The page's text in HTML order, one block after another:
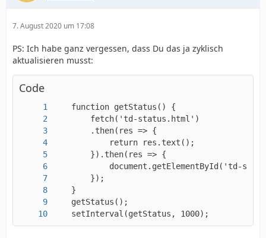
7. August 2020 um 17:08
PS: Ich habe ganz vergessen, dass Du das ja zyklisch
aktualisieren musst:
Code
    setInterval(getStatus, 1000);